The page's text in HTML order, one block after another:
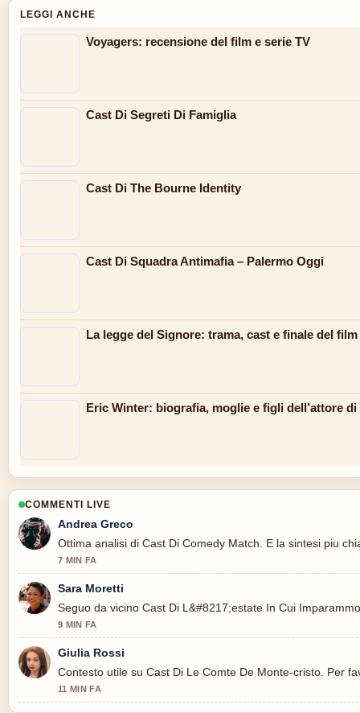
LEGGI ANCHE
Voyagers: recensione del film e serie TV
Cast Di Segreti Di Famiglia
Cast Di The Bourne Identity
Cast Di Squadra Antimafia – Palermo Oggi
La legge del Signore: trama, cast e finale del film
Eric Winter: biografia, moglie e figli dell’attore di
COMMENTI LIVE
Andrea Greco
Ottima analisi di Cast Di Comedy Match. E la sintesi piu
7 MIN FA
Sara Moretti
Seguo da vicino Cast Di L&#8217;estate In Cui
9 MIN FA
Giulia Rossi
Contesto utile su Cast Di Le Comte De Monte-cristo. Per
11 MIN FA